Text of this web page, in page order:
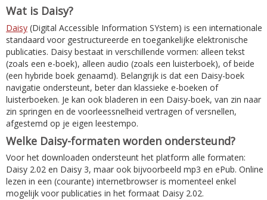
Wat is Daisy?
Daisy (Digital Accessible Information SYstem) is een internationale
standaard voor gestructureerde en toegankelijke elektronische
publicaties. Daisy bestaat in verschillende vormen: alleen tekst
(zoals een e-boek), alleen audio (zoals een luisterboek), of beide
(een hybride boek genaamd). Belangrijk is dat een Daisy-boek
navigatie ondersteunt, beter dan klassieke e-boeken of
luisterboeken. Je kan ook bladeren in een Daisy-boek, van zin naar
zin springen en de voorleessnelheid vertragen of versnellen,
afgestemd op je eigen leestempo.
Welke Daisy-formaten worden ondersteund?
Voor het downloaden ondersteunt het platform alle formaten:
Daisy 2.02 en Daisy 3, maar ook bijvoorbeeld mp3 en ePub. Online
lezen in een (courante) internetbrowser is momenteel enkel
mogelijk voor publicaties in het formaat Daisy 2.02.